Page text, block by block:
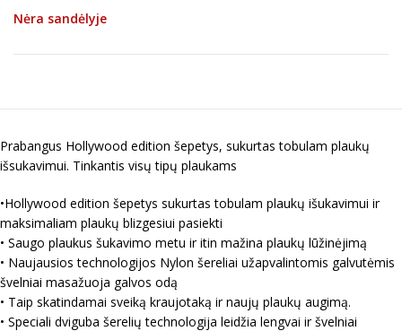
Nėra sandėlyje
Prabangus Hollywood edition šepetys, sukurtas tobulam plaukų
išsukavimui. Tinkantis visų tipų plaukams
•Hollywood edition šepetys sukurtas tobulam plaukų išukavimui ir
maksimaliam plaukų blizgesiui pasiekti
• Saugo plaukus šukavimo metu ir itin mažina plaukų lūžinėjimą
• Naujausios technologijos Nylon šereliai užapvalintomis galvutėmis
švelniai masažuoja galvos odą
• Taip skatindamai sveiką kraujotaką ir naujų plaukų augimą.
• Speciali dviguba šerelių technologija leidžia lengvai ir švelniai